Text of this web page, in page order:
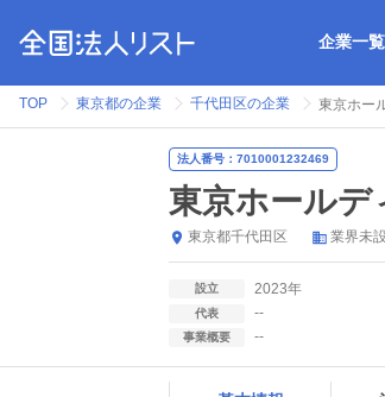
企業一覧
TOP 東京都の企業 千代田区の企業 東京ホー
法人番号：7010001232469
東京ホールデ
東京都千代田区 業界未
設立 2023年
代表 --
事業概要 --